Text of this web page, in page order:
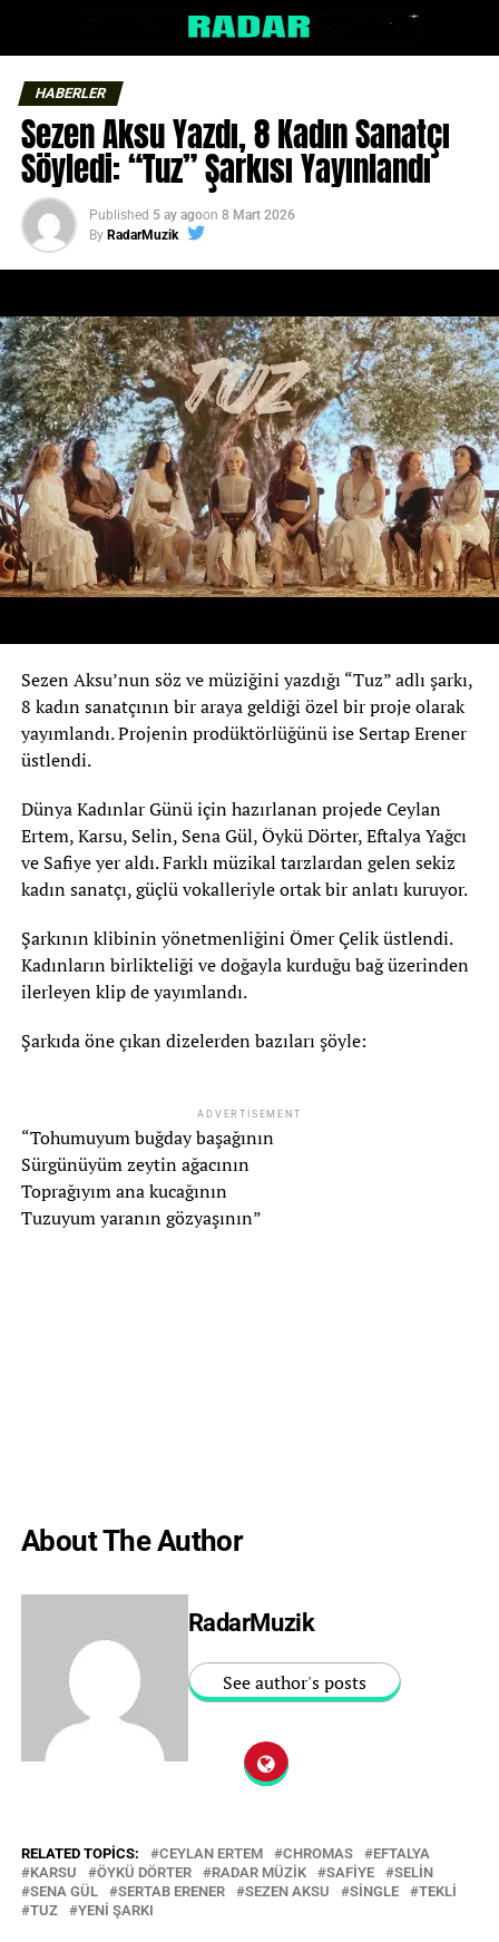
HABERLER
Sezen Aksu Yazdı, 8 Kadın Sanatçı
Söyledi: “Tuz” Şarkısı Yayınlandı
Published 5 ay agoon 8 Mart 2026
By RadarMuzik
Sezen Aksu’nun söz ve müziğini yazdığı “Tuz” adlı şarkı,
8 kadın sanatçının bir araya geldiği özel bir proje olarak
yayımlandı. Projenin prodüktörlüğünü ise Sertap Erener
üstlendi.
Dünya Kadınlar Günü için hazırlanan projede Ceylan
Ertem, Karsu, Selin, Sena Gül, Öykü Dörter, Eftalya Yağcı
ve Safiye yer aldı. Farklı müzikal tarzlardan gelen sekiz
kadın sanatçı, güçlü vokalleriyle ortak bir anlatı kuruyor.
Şarkının klibinin yönetmenliğini Ömer Çelik üstlendi.
Kadınların birlikteliği ve doğayla kurduğu bağ üzerinden
ilerleyen klip de yayımlandı.
Şarkıda öne çıkan dizelerden bazıları şöyle:
ADVERTISEMENT
“Tohumuyum buğday başağının
Sürgünüyüm zeytin ağacının
Toprağıyım ana kucağının
Tuzuyum yaranın gözyaşının”
About The Author
RadarMuzik
See author's posts
RELATED TOPICS: CEYLAN ERTEM CHROMAS
EFTALYA
KARSU
ÖYKÜ DÖRTER RADAR MÜZIK SAFIYE
SELIN
SENA GÜL
SERTAB ERENER SEZEN AKSU SINGLE
TEKLI
TUZ
YENI ŞARKI